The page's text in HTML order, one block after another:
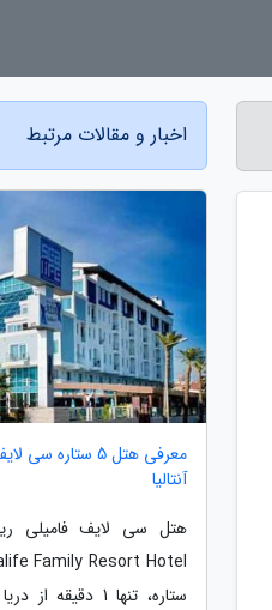
اخبار و مقالات مرتبط
معرفی هتل 5 ستاره
آنتالیا
هتل سی لایف فامیلی
ستاره، تنها 1